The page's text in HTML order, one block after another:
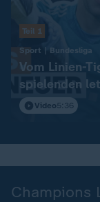
Teil 1
Sport | Bundesliga
Vom Linien-
spielenden
Video5:36
Champions